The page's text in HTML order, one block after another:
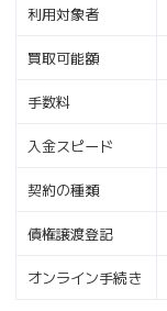
利用対象者
買取可能額
手数料
入金スピード
契約の種類
債権譲渡登記
オンライン手続き